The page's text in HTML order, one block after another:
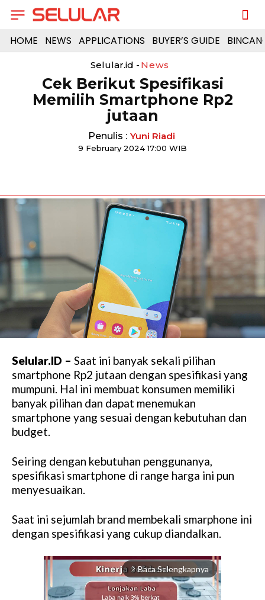
HOME NEWS APPLICATIONS BUYER’S GUIDE
Selular.id - News
Cek Berikut Spesifikasi
Memilih Smartphone Rp2
jutaan
Penulis : Yuni Riadi
9 February 2024 17:00 WIB
Selular.ID – Saat ini banyak sekali pilihan
smartphone Rp2 jutaan dengan spesifikasi yang
mumpuni. Hal ini membuat konsumen memiliki
banyak pilihan dan dapat menemukan
smartphone yang sesuai dengan kebutuhan dan
budget.
Seiring dengan kebutuhan penggunanya,
spesifikasi smartphone di range harga ini pun
menyesuaikan.
Saat ini sejumlah brand membekali smarphone ini
dengan spesifikasi yang cukup diandalkan.
arrow_forward_ios Baca Selengkapnya